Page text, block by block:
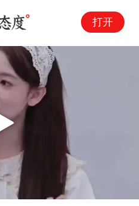
打开
01:22
Play